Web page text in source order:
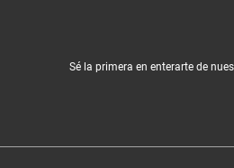
Sé la primera en enterarte de